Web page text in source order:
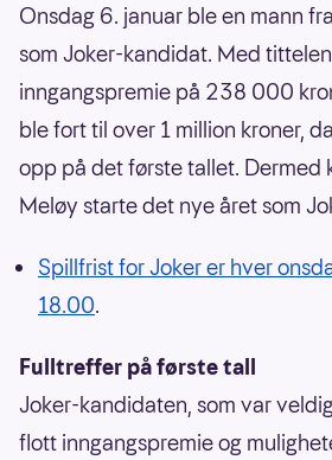
Onsdag 6. januar ble en mann
som Joker-kandidat. Med
inngangspremie på 238 000
ble fort til over 1 million kroner,
opp på det første tallet. Dermed
Meløy starte det nye året som
Spillfrist for Joker er hver
18.00.
Fulltreffer på første tall
Joker-kandidaten, som var
flott inngangspremie og